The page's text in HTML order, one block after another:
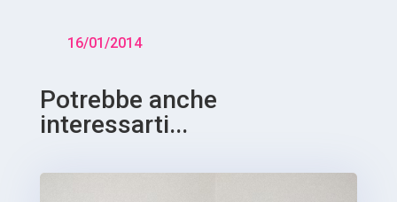
16/01/2014
Potrebbe anche
interessarti...